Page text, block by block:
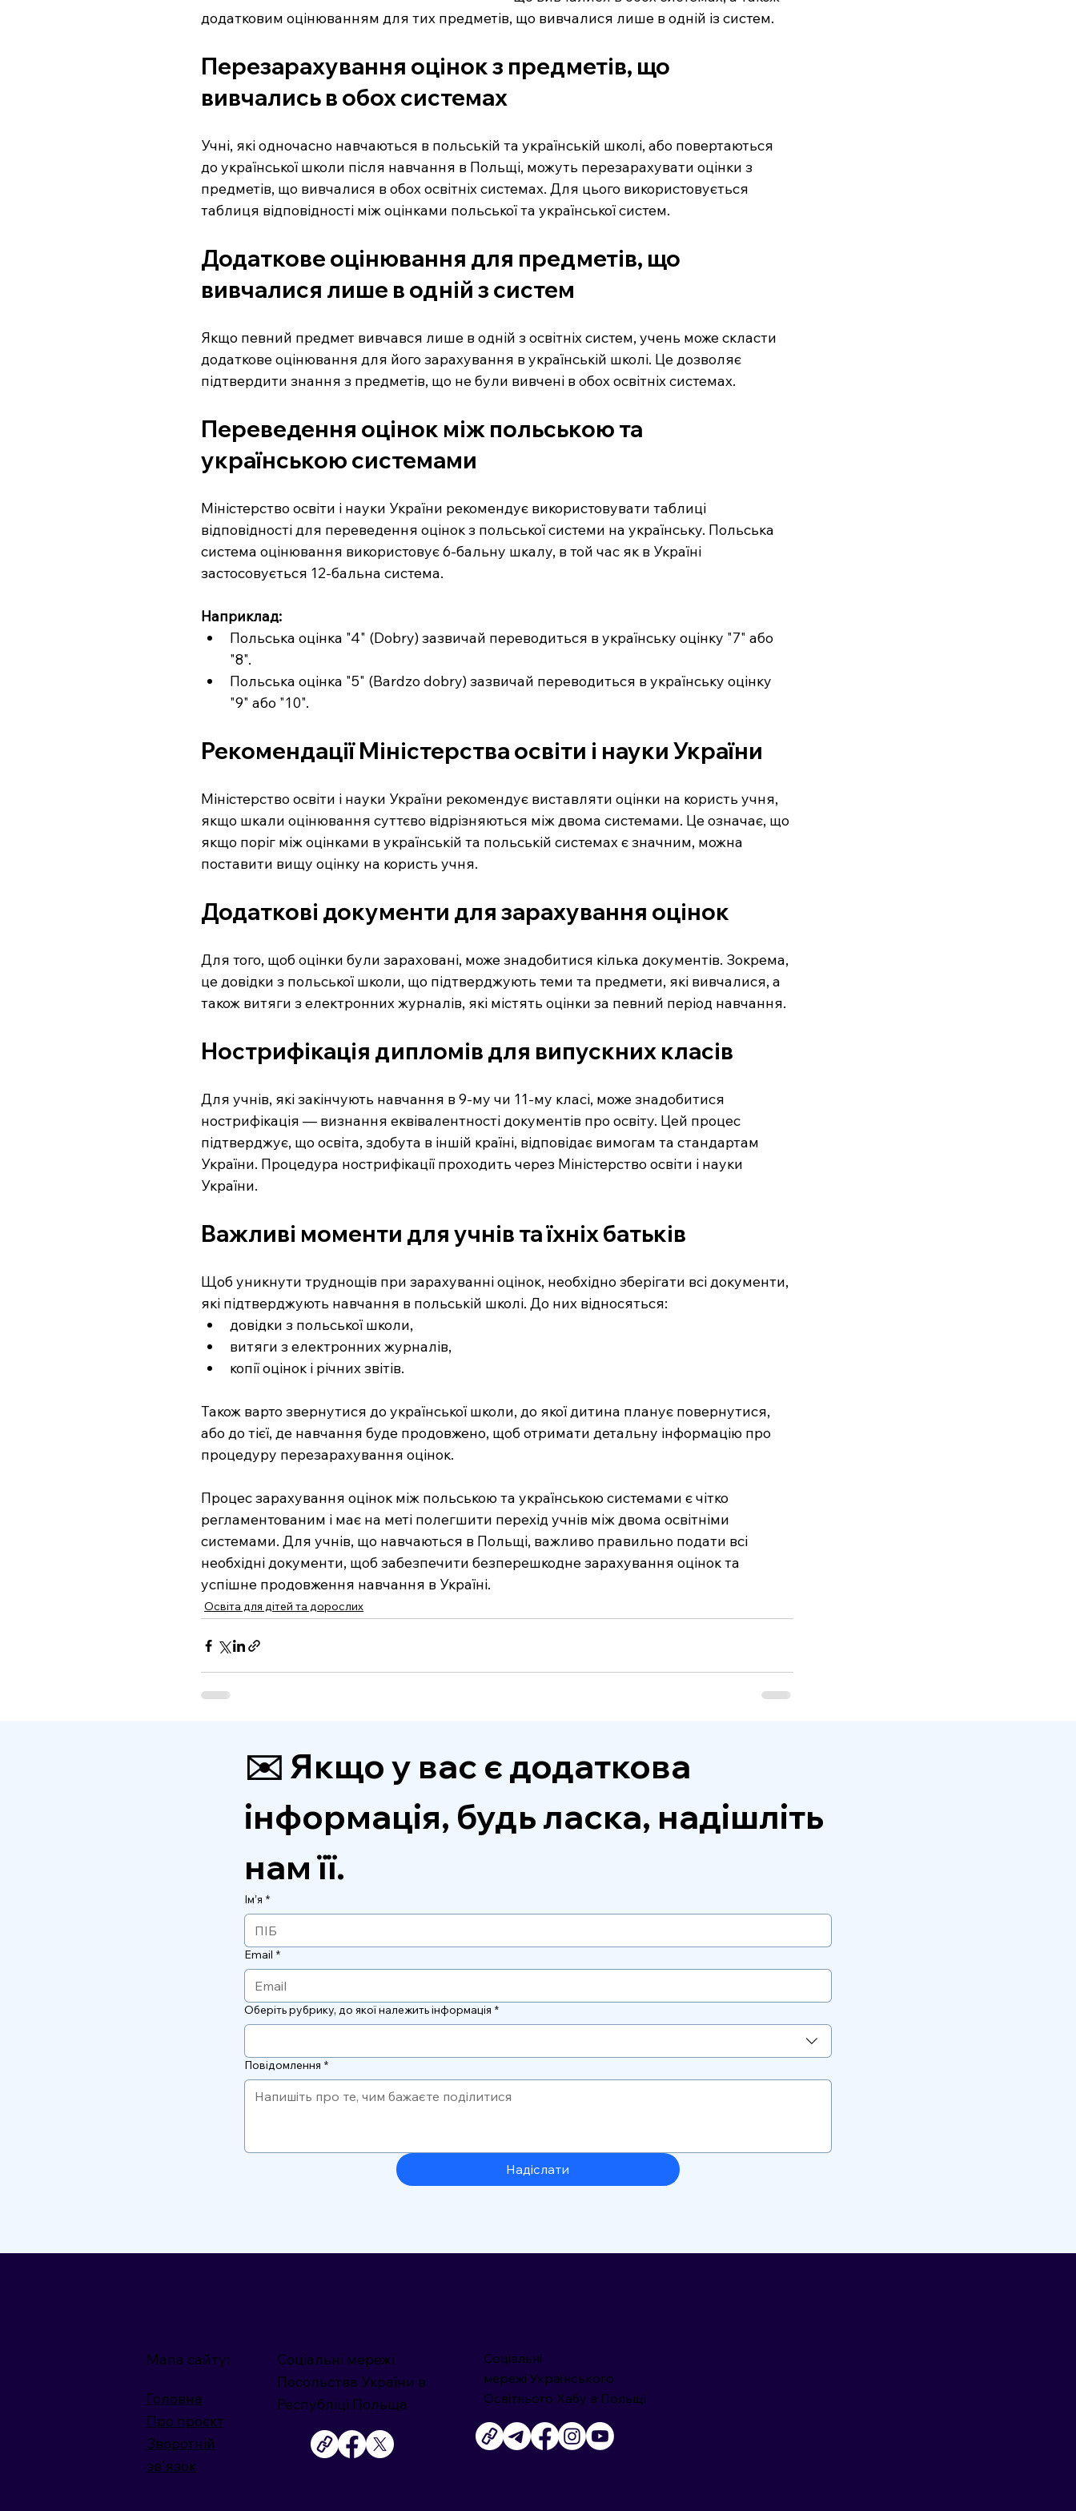
✉️ Якщо у вас є додаткова
інформація, будь ласка, надішліть
нам її.
Імʼя *
Email *
Оберіть рубрику, до якої належить інформація *
Повідомлення *
Надіслати
додатковим оцінюванням для тих предметів, що вивчалися лише в одній із систем.
Перезарахування оцінок з предметів, що
вивчались в обох системах
Учні, які одночасно навчаються в польській та українській школі, або повертаються
до української школи після навчання в Польщі, можуть перезарахувати оцінки з
предметів, що вивчалися в обох освітніх системах. Для цього використовується
таблиця відповідності між оцінками польської та української систем.
Додаткове оцінювання для предметів, що
вивчалися лише в одній з систем
Якщо певний предмет вивчався лише в одній з освітніх систем, учень може скласти
додаткове оцінювання для його зарахування в українській школі. Це дозволяє
підтвердити знання з предметів, що не були вивчені в обох освітніх системах.
Переведення оцінок між польською та
українською системами
Міністерство освіти і науки України рекомендує використовувати таблиці
відповідності для переведення оцінок з польської системи на українську. Польська
система оцінювання використовує 6-бальну шкалу, в той час як в Україні
застосовується 12-бальна система.
Наприклад:
Польська оцінка "4" (Dobry) зазвичай переводиться в українську оцінку "7" або
"8".
Польська оцінка "5" (Bardzo dobry) зазвичай переводиться в українську оцінку
"9" або "10".
Рекомендації Міністерства освіти і науки України
Міністерство освіти і науки України рекомендує виставляти оцінки на користь учня,
якщо шкали оцінювання суттєво відрізняються між двома системами. Це означає, що
якщо поріг між оцінками в українській та польській системах є значним, можна
поставити вищу оцінку на користь учня.
Додаткові документи для зарахування оцінок
Для того, щоб оцінки були зараховані, може знадобитися кілька документів. Зокрема,
це довідки з польської школи, що підтверджують теми та предмети, які вивчалися, а
також витяги з електронних журналів, які містять оцінки за певний період навчання.
Нострифікація дипломів для випускних класів
Для учнів, які закінчують навчання в 9-му чи 11-му класі, може знадобитися
нострифікація — визнання еквівалентності документів про освіту. Цей процес
підтверджує, що освіта, здобута в іншій країні, відповідає вимогам та стандартам
України. Процедура нострифікації проходить через Міністерство освіти і науки
України.
Важливі моменти для учнів та їхніх батьків
Щоб уникнути труднощів при зарахуванні оцінок, необхідно зберігати всі документи,
які підтверджують навчання в польській школі. До них відносяться:
довідки з польської школи,
витяги з електронних журналів,
копії оцінок і річних звітів.
Також варто звернутися до української школи, до якої дитина планує повернутися,
або до тієї, де навчання буде продовжено, щоб отримати детальну інформацію про
процедуру перезарахування оцінок.
Процес зарахування оцінок між польською та українською системами є чітко
регламентованим і має на меті полегшити перехід учнів між двома освітніми
системами. Для учнів, що навчаються в Польщі, важливо правильно подати всі
необхідні документи, щоб забезпечити безперешкодне зарахування оцінок та
успішне продовження навчання в Україні.
Освіта для дітей та дорослих
Мапа сайту:
Головна
Про проєкт
Зворотній
звʼязок
Соціальні мережі
Посольства України в
Республіці Польща
Соціальні
мережі Українського
Освітнього Хабу в Польщі